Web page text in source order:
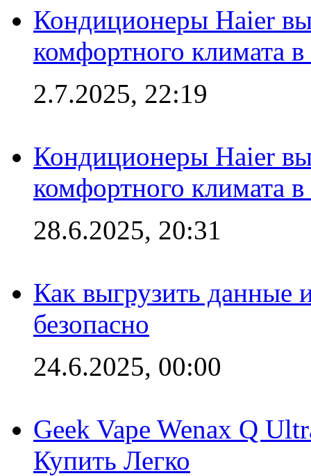
Кондиционеры Haier
комфортного климата
2.7.2025, 22:19
Кондиционеры Haier
комфортного климата
28.6.2025, 20:31
Как выгрузить данные
безопасно
24.6.2025, 00:00
Geek Vape Wenax Q
Купить Легко